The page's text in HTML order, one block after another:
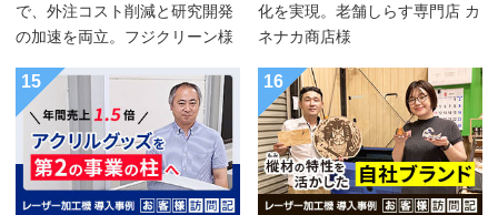
で、外注コスト削減と研究開発
の加速を両立。フジクリーン様
化を実現。老舗しらす専門店 カ
ネナカ商店様
15 16